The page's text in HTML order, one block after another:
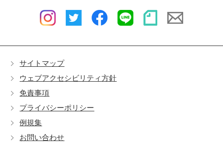
サイトマップ
ウェブアクセシビリティ方針
免責事項
プライバシーポリシー
例規集
お問い合わせ